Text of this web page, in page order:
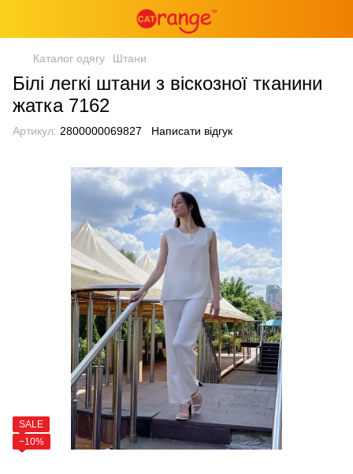
Каталог одягу Штани
Білі легкі штани з віскозної тканини
жатка 7162
Артикул: 2800000069827 Написати відгук
SALE
−10%